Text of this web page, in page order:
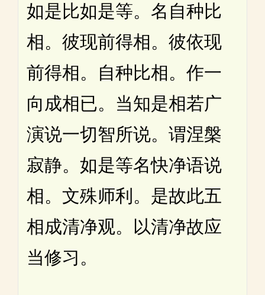
如是比如是等。名自种比
相。彼现前得相。彼依现
前得相。自种比相。作一
向成相已。当知是相若广
演说一切智所说。谓涅槃
寂静。如是等名快净语说
相。文殊师利。是故此五
相成清净观。以清净故应
当修习。